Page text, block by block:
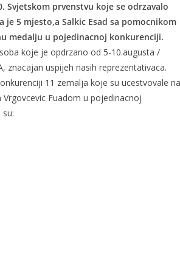
Svjetskom prvenstvu koje se odrzavalo
je 5 mjesto,a Salkic Esad sa pomocnikom
medalju u pojedinacnoj konkurenciji.
koje je opdrzano od 5-10.augusta /
znacajan uspijeh nasih reprezentativaca.
11 zemalja koje su ucestvovale na
Fuadom u pojedinacnoj